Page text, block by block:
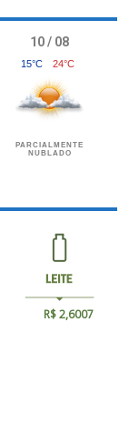
10 / 08
15°C 24°C
PARCIALMENTE
NUBLADO
R$ 2,6007